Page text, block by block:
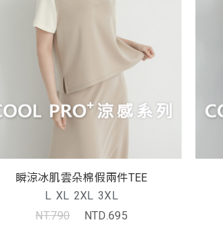
瞬涼冰肌雲朵棉假兩件TEE
L XL 2XL 3XL
NT.790
NTD.695